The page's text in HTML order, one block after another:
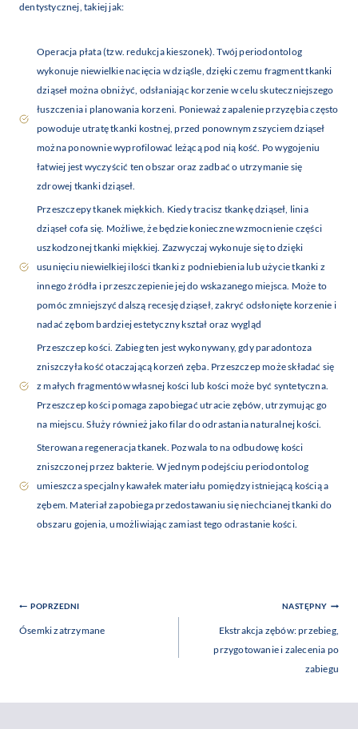
dentystycznej, takiej jak:
Operacja płata (tzw. redukcja kieszonek). Twój periodontolog
wykonuje niewielkie nacięcia w dziąśle, dzięki czemu fragment tkanki
dziąseł można obniżyć, odsłaniając korzenie w celu skuteczniejszego
łuszczenia i planowania korzeni. Ponieważ zapalenie przyzębia często
powoduje utratę tkanki kostnej, przed ponownym zszyciem dziąseł
można ponownie wyprofilować leżącą pod nią kość. Po wygojeniu
łatwiej jest wyczyścić ten obszar oraz zadbać o utrzymanie się
zdrowej tkanki dziąseł.
Przeszczepy tkanek miękkich. Kiedy tracisz tkankę dziąseł, linia
dziąseł cofa się. Możliwe, że będzie konieczne wzmocnienie części
uszkodzonej tkanki miękkiej. Zazwyczaj wykonuje się to dzięki
usunięciu niewielkiej ilości tkanki z podniebienia lub użycie tkanki z
innego źródła i przeszczepienie jej do wskazanego miejsca. Może to
pomóc zmniejszyć dalszą recesję dziąseł, zakryć odsłonięte korzenie i
nadać zębom bardziej estetyczny kształ oraz wygląd
Przeszczep kości. Zabieg ten jest wykonywany, gdy paradontoza
zniszczyła kość otaczającą korzeń zęba. Przeszczep może składać się
z małych fragmentów własnej kości lub kości może być syntetyczna.
Przeszczep kości pomaga zapobiegać utracie zębów, utrzymując go
na miejscu. Służy również jako filar do odrastania naturalnej kości.
Sterowana regeneracja tkanek. Pozwala to na odbudowę kości
zniszczonej przez bakterie. W jednym podejściu periodontolog
umieszcza specjalny kawałek materiału pomiędzy istniejącą kością a
zębem. Materiał zapobiega przedostawaniu się niechcianej tkanki do
obszaru gojenia, umożliwiając zamiast tego odrastanie kości.
Nawigacja
Wpisu
POPRZEDNI
Ósemki zatrzymane
NASTĘPNY
Ekstrakcja zębów: przebieg,
przygotowanie i zalecenia po
zabiegu